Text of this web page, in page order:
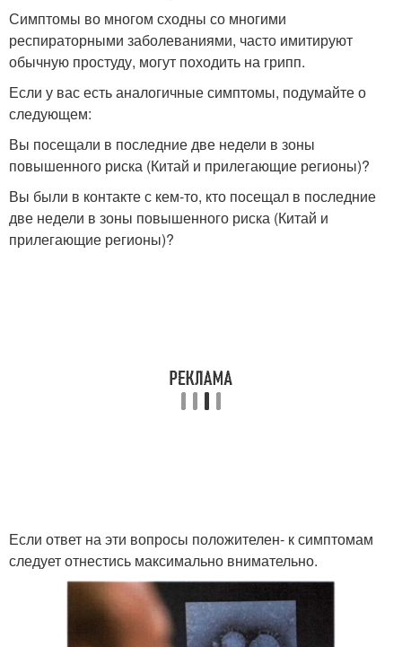
Симптомы во многом сходны со многими
респираторными заболеваниями, часто имитируют
обычную простуду, могут походить на грипп.
Если у вас есть аналогичные симптомы, подумайте о
следующем:
Вы посещали в последние две недели в зоны
повышенного риска (Китай и прилегающие регионы)?
Вы были в контакте с кем-то, кто посещал в последние
две недели в зоны повышенного риска (Китай и
прилегающие регионы)?
Если ответ на эти вопросы положителен- к симптомам
следует отнестись максимально внимательно.